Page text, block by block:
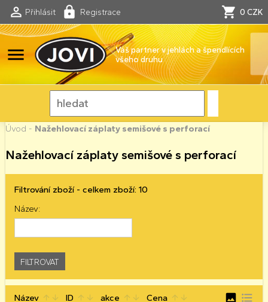
Přihlásit Registrace 0 CZK
menu
Váš partner v jehlách a špendlících
všeho druhu
Úvod - Nažehlovací záplaty semišové s perforací
Nažehlovací záplaty semišové s perforací
Filtrování zboží - celkem zboží: 10
Název:
Název arrow_upward arrow_downward ID arrow_upward arrow_downward akce arrow_upward arrow_downward Cena arrow_upward arrow_downward image format_list_bulleted